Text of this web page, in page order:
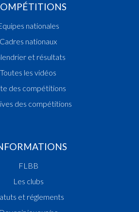
nationales
Cadres nationaux
et résultats
Toutes les vidéos
des compétitions
des compétitions
FLBB
Les clubs
et réglements